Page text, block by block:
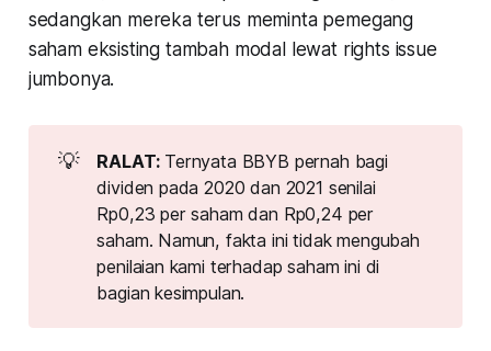
sedangkan mereka terus meminta pemegang
saham eksisting tambah modal lewat rights issue
jumbonya.
💡 RALAT: Ternyata BBYB pernah bagi
dividen pada 2020 dan 2021 senilai
Rp0,23 per saham dan Rp0,24 per
saham. Namun, fakta ini tidak mengubah
penilaian kami terhadap saham ini di
bagian kesimpulan.